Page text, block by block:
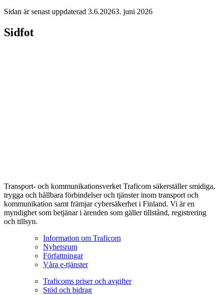
Sidan är senast uppdaterad 3.6.20263. juni 2026
Sidfot
Transport- och kommunikationsverket Traficom säkerställer smidiga,
trygga och hållbara förbindelser och tjänster inom transport och
kommunikation samt främjar cybersäkerhet i Finland. Vi är en
myndighet som betjänar i ärenden som gäller tillstånd, registrering
och tillsyn.
Information om Traficom
Nyhetsrum
Författningar
Våra e-tjänster
Traficoms priser och avgifter
Stöd och bidrag